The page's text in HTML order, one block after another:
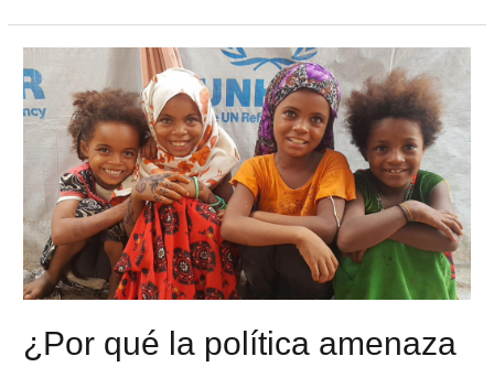
¿Por qué la política amenaza